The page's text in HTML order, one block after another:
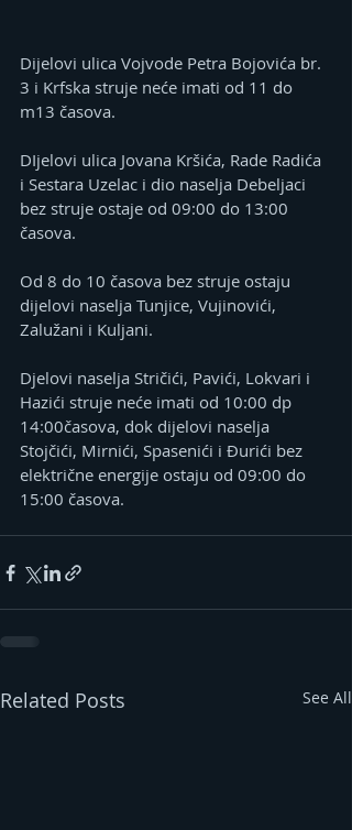
Dijelovi ulica Vojvode Petra Bojovića br.
3 i Krfska struje neće imati od 11 do
m13 časova.
DIjelovi ulica Jovana Kršića, Rade Radića
i Sestara Uzelac i dio naselja Debeljaci
bez struje ostaje od 09:00 do 13:00
časova.
Od 8 do 10 časova bez struje ostaju
dijelovi naselja Tunjice, Vujinovići,
Zalužani i Kuljani.
Djelovi naselja Stričići, Pavići, Lokvari i
Hazići struje neće imati od 10:00 dp
14:00časova, dok dijelovi naselja
Stojčići, Mirnići, Spasenići i Đurići bez
električne energije ostaju od 09:00 do
15:00 časova.
Related Posts See All